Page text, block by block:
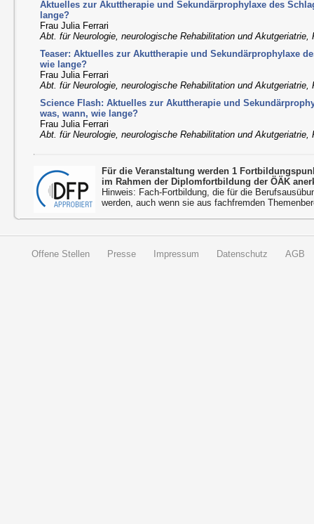
Aktuelles zur Akuttherapie und Sekundärprophylaxe des
lange?
Frau Julia Ferrari
Abt. für Neurologie, neurologische Rehabilitation und Akutgeriatrie,
Teaser: Aktuelles zur Akuttherapie und Sekundärprophylaxe
wie lange?
Frau Julia Ferrari
Abt. für Neurologie, neurologische Rehabilitation und Akutgeriatrie,
Science Flash: Aktuelles zur Akuttherapie und
was, wann, wie lange?
Frau Julia Ferrari
Abt. für Neurologie, neurologische Rehabilitation und Akutgeriatrie,
Für die Veranstaltung werden 1
im Rahmen der Diplomfortbildung der ÖÄK
Hinweis: Fach-Fortbildung, die für die
werden, auch wenn sie aus fachfremden
Offene Stellen Presse Impressum Datenschutz AGB